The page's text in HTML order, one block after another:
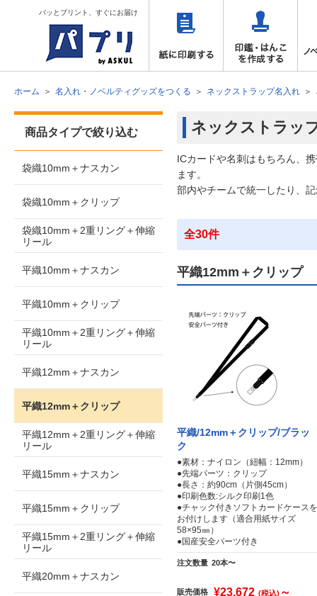
パッとプリント、すぐにお届け
ホーム 名入れ・ノベルティグッズをつくる ネックストラップ名入れ
ネックストラッ
ICカードや名刺はもちろん、
ます。
部内やチームで統一したり、
全30件
平織12mm＋クリップ
平織/12mm＋クリップ/ブラッ
ク
●素材：ナイロン（紐幅：12mm）
●先端パーツ：クリップ
●長さ：約90cm（片側45cm）
●印刷色数:シルク印刷1色
●チャック付きソフトカードケースを
お付けします（適合用紙サイズ
58×95㎜）
●国産安全パーツ付き
注文数量 20本〜
販売価格 ¥23,672 (税込) ～
商品タイプで絞り込む
袋織10mm＋ナスカン
袋織10mm＋クリップ
袋織10mm＋2重リング＋伸縮
リール
平織10mm＋ナスカン
平織10mm＋クリップ
平織10mm＋2重リング＋伸縮
リール
平織12mm＋ナスカン
平織12mm＋クリップ
平織12mm＋2重リング＋伸縮
リール
平織15mm＋ナスカン
平織15mm＋クリップ
平織15mm＋2重リング＋伸縮
リール
平織20mm＋ナスカン